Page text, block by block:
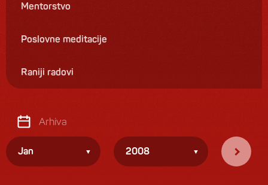
Mentorstvo
Poslovne meditacije
Raniji radovi
Arhiva
Jan 2008